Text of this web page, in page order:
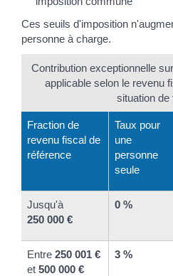
Ces seuils d'imposition
personne à charge.
Contribution exceptionnelle
applicable selon le revenu
situation de
Fraction de
revenu fiscal de
référence
Taux pour
une
personne
seule
Jusqu'à
250 000 €
0 %
Entre 250 001 €
et 500 000 €
3 %